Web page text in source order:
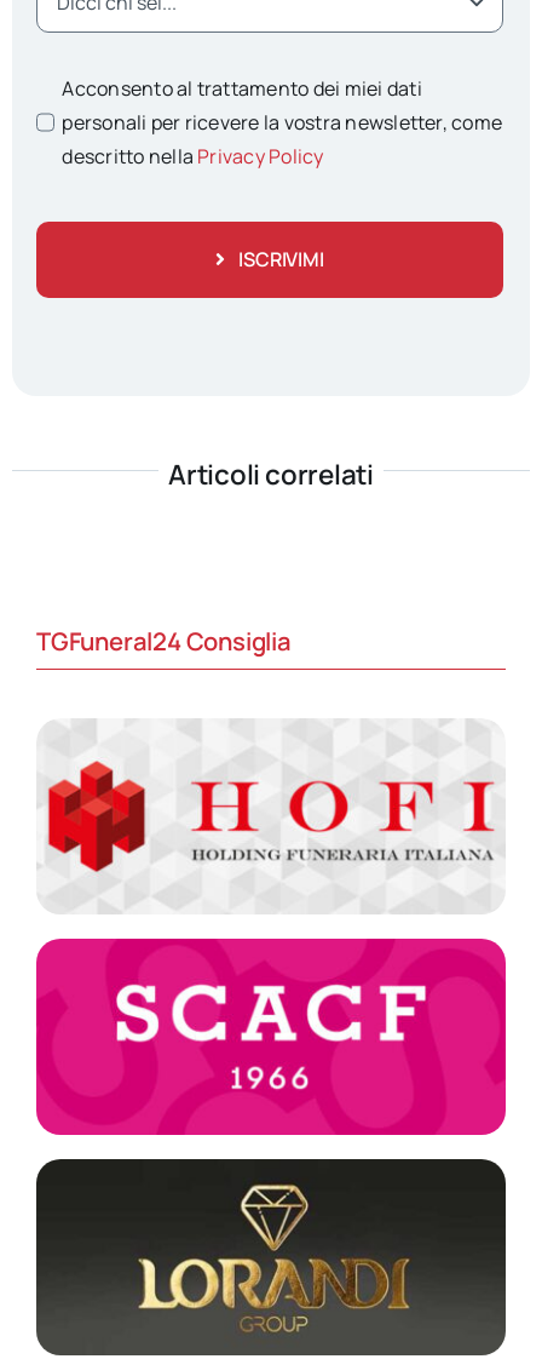
Acconsento al trattamento dei miei dati
personali per ricevere la vostra newsletter, come
descritto nella Privacy Policy
ISCRIVIMI
Articoli correlati
TGFuneral24 Consiglia